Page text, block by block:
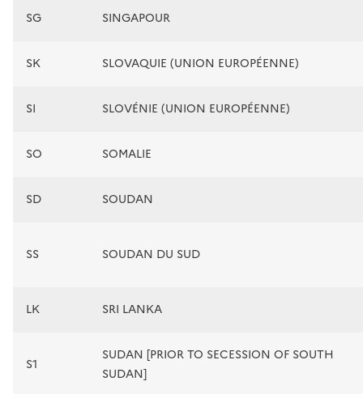
SG SINGAPOUR
SK SLOVAQUIE (UNION EUROPÉENNE)
SI SLOVÉNIE (UNION EUROPÉENNE)
SO SOMALIE
SD SOUDAN
SS SOUDAN DU SUD
LK SRI LANKA
S1
SUDAN [PRIOR TO SECESSION OF SOUTH
SUDAN]